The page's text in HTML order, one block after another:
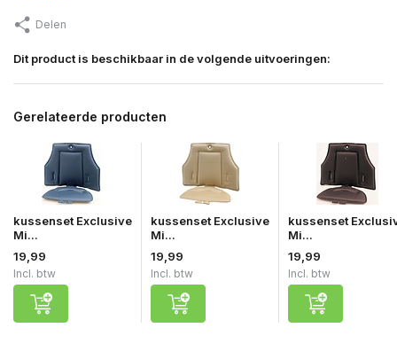
Delen
Dit product is beschikbaar in de volgende uitvoeringen:
Gerelateerde producten
kussenset Exclusive
Mi...
19,99
Incl. btw
kussenset Exclusive
Mi...
19,99
Incl. btw
kussenset
Mi...
19,99
Incl. btw